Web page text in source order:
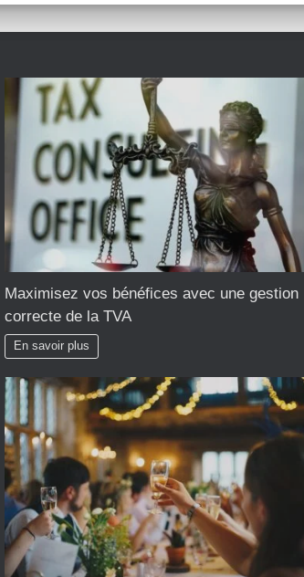
Maximisez vos bénéfices avec une gestion
correcte de la TVA
En savoir plus